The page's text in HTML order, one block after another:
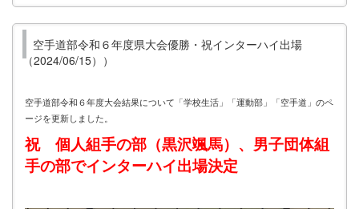
空手道部令和６年度県大会優勝・祝インターハイ出場
（2024/06/15））
空手道部令和６年度大会結果について「学校生活」「運動部」「空手道」のペ
ージを更新しました。
祝 個人組手の部（黒沢颯馬）、男子団体組
手の部でインターハイ出場決定